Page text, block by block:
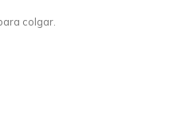
colgar.